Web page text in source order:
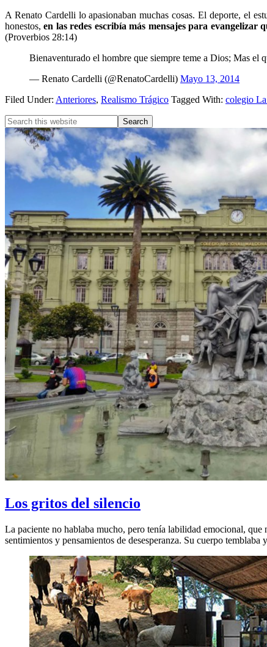
A Renato Cardelli lo apasionaban muchas cosas. El deporte, el
honestos, en las redes escribía más mensajes para evangelizar
(Proverbios 28:14)
Bienaventurado el hombre que siempre teme a Dios; Mas el
— Renato Cardelli (@RenatoCardelli) Mayo 13, 2014
Filed Under: Anteriores, Realismo Trágico Tagged With: colegio
Los gritos del silencio
La paciente no hablaba mucho, pero tenía labilidad emocional, que
sentimientos y pensamientos de desesperanza. Su cuerpo